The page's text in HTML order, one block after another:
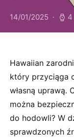
14/01/2025 4
Hawaiian
który przyciąga
własną uprawą.
można
do hodowli? W
sprawdzonych